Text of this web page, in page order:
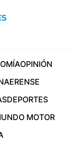
OPINIÓN
DEPORTES
MOTOR